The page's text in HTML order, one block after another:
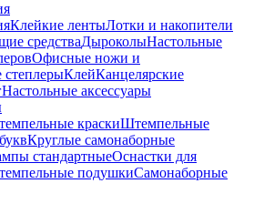
Клейкие лентыЛотки и накопители
средстваДыроколыНастольные
Офисные ножи и
степлерыКлейКанцелярские
Настольные аксессуары
краскиШтемпельные
Круглые самонаборные
стандартныеОснастки для
подушкиСамонаборные